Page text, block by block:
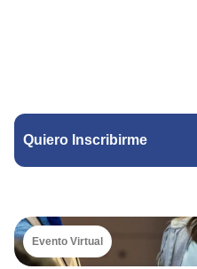
Quiero Inscribirme
Evento Virtual